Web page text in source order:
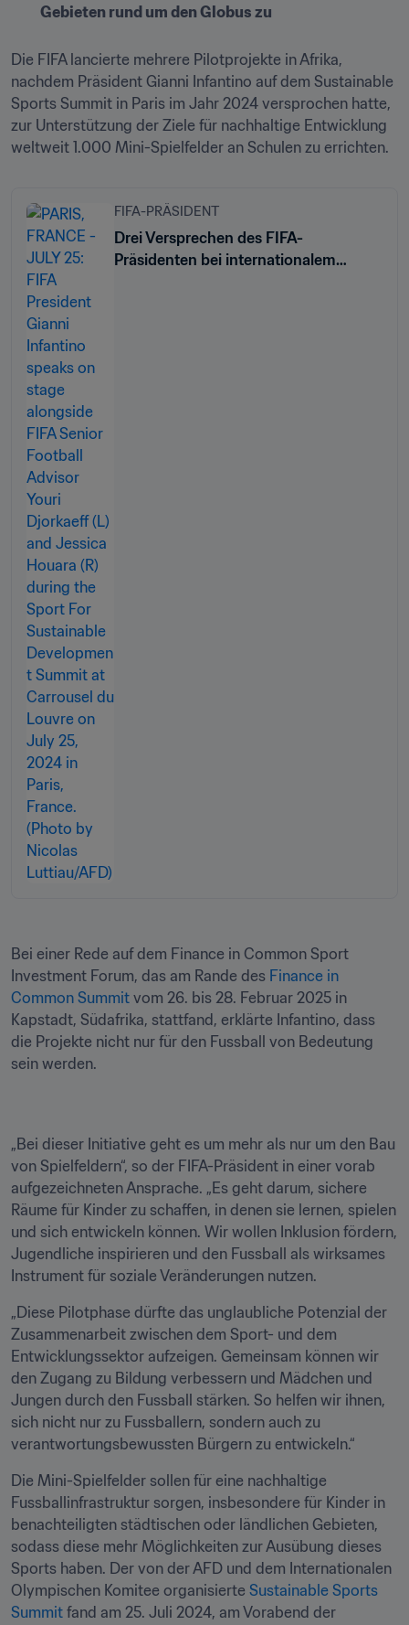
Gebieten rund um den Globus zu
Die FIFA lancierte mehrere Pilotprojekte in Afrika,
nachdem Präsident Gianni Infantino auf dem Sustainable
Sports Summit in Paris im Jahr 2024 versprochen hatte,
zur Unterstützung der Ziele für nachhaltige Entwicklung
weltweit 1.000 Mini-Spielfelder an Schulen zu errichten.
FIFA-PRÄSIDENT
Drei Versprechen des FIFA-
Präsidenten bei internationalem
Bei einer Rede auf dem Finance in Common Sport
Investment Forum, das am Rande des Finance in
Common Summit vom 26. bis 28. Februar 2025 in
Kapstadt, Südafrika, stattfand, erklärte Infantino, dass
die Projekte nicht nur für den Fussball von Bedeutung
sein werden.
„Bei dieser Initiative geht es um mehr als nur um den Bau
von Spielfeldern“, so der FIFA-Präsident in einer vorab
aufgezeichneten Ansprache. „Es geht darum, sichere
Räume für Kinder zu schaffen, in denen sie lernen, spielen
und sich entwickeln können. Wir wollen Inklusion fördern,
Jugendliche inspirieren und den Fussball als wirksames
Instrument für soziale Veränderungen nutzen.
„Diese Pilotphase dürfte das unglaubliche Potenzial der
Zusammenarbeit zwischen dem Sport- und dem
Entwicklungssektor aufzeigen. Gemeinsam können wir
den Zugang zu Bildung verbessern und Mädchen und
Jungen durch den Fussball stärken. So helfen wir ihnen,
sich nicht nur zu Fussballern, sondern auch zu
verantwortungsbewussten Bürgern zu entwickeln.“
Die Mini-Spielfelder sollen für eine nachhaltige
Fussballinfrastruktur sorgen, insbesondere für Kinder in
benachteiligten städtischen oder ländlichen Gebieten,
sodass diese mehr Möglichkeiten zur Ausübung dieses
Sports haben. Der von der AFD und dem Internationalen
Olympischen Komitee organisierte Sustainable Sports
Summit fand am 25. Juli 2024, am Vorabend der